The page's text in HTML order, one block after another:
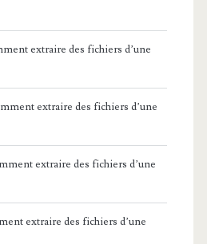
extraire des fichiers d’une
extraire des fichiers d’une
extraire des fichiers d’une
extraire des fichiers d’une